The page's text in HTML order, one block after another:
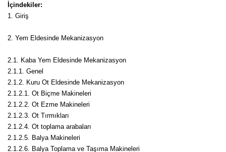
İçindekiler:
1. Giriş
2. Yem Eldesinde Mekanizasyon
2.1. Kaba Yem Eldesinde Mekanizasyon
2.1.1. Genel
2.1.2. Kuru Ot Eldesinde Mekanizasyon
2.1.2.1. Ot Biçme Makineleri
2.1.2.2. Ot Ezme Makineleri
2.1.2.3. Ot Tırmıkları
2.1.2.4. Ot toplama arabaları
2.1.2.5. Balya Makineleri
2.1.2.6. Balya Toplama ve Taşıma Makineleri
Longan Fidanı
Malta Eriği Fidanı
Mango Fidanı
Melez Meyveler
Murt Fidanı
Muşmula Fidanı
Muz Fidanı